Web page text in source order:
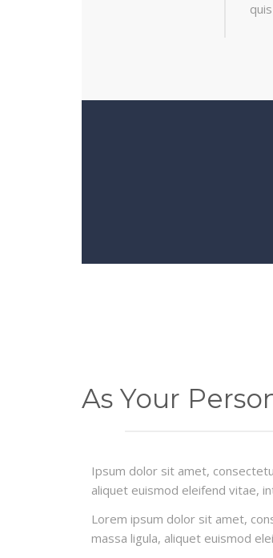
As Your
Ipsum dolor sit amet,
aliquet euismod eleifend vitae,
Lorem ipsum dolor sit amet,
massa ligula, aliquet euismod